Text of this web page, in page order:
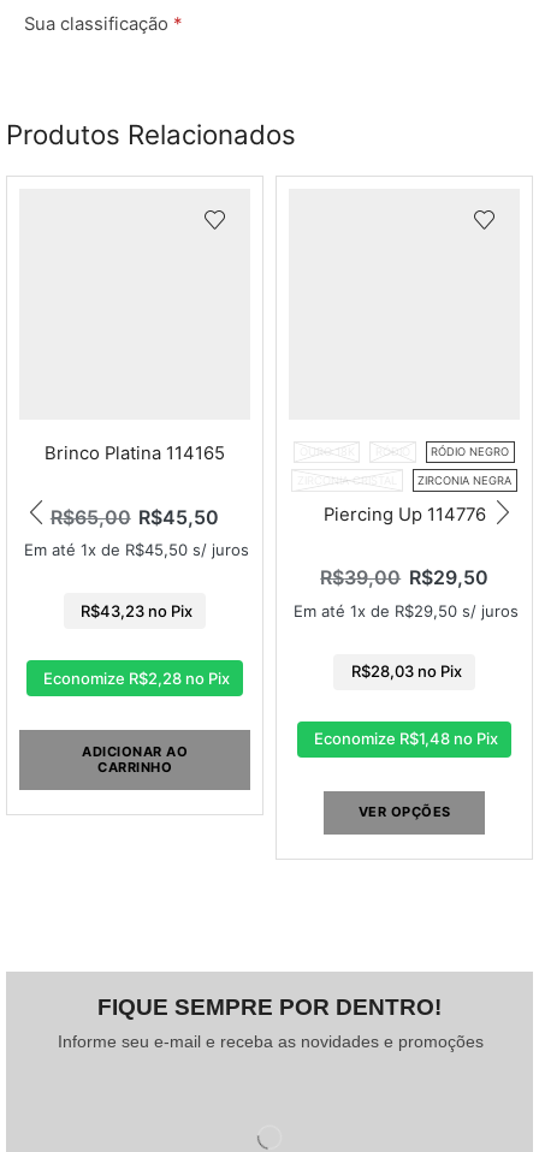
Sua classificação *
Produtos Relacionados
Brinco Platina 114165
R$65,00 R$45,50
Em até 1x de R$45,50 s/ juros
R$43,23 no Pix
Economize R$2,28 no Pix
ADICIONAR AO
CARRINHO
OURO 18K RÓDIO RÓDIO NEGRO
ZIRCONIA CRISTAL ZIRCONIA NEGRA
Piercing Up 114776
R$39,00 R$29,50
Em até 1x de R$29,50 s/ juros
R$28,03 no Pix
Economize R$1,48 no Pix
VER OPÇÕES
FIQUE SEMPRE POR DENTRO!
Informe seu e-mail e receba as novidades e promoções